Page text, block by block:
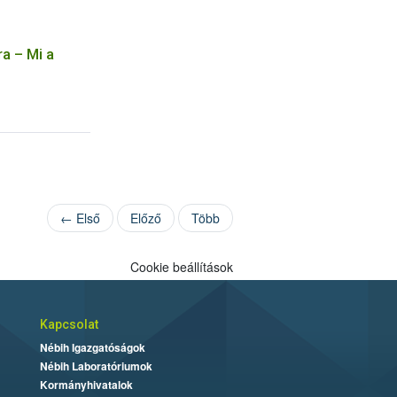
– Mi a
← Első Előző Több
Cookie beállítások
Kapcsolat
Nébih Igazgatóságok
Nébih Laboratóriumok
Kormányhivatalok